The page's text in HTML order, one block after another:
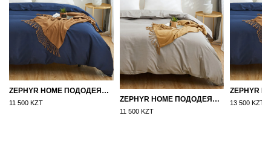
ZEPHYR HOME ПОДОДЕЯЛЬНИК САТИН 160×210 СИНИЙ
11 500 KZT ZEPHYR HOME ПОДОДЕЯЛЬНИК САТИН 160×210 СЕРЫЙ
11 500 KZT
13 500 KZT